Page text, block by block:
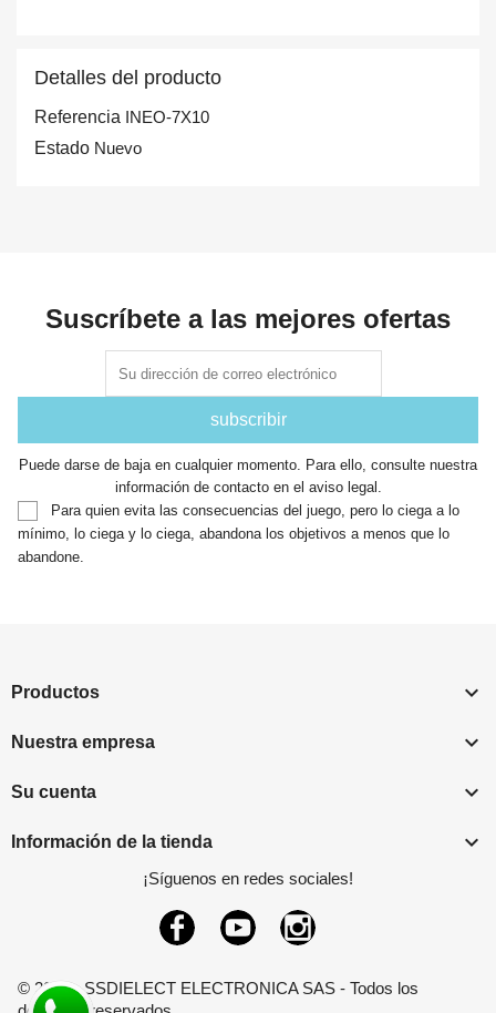
Detalles del producto
Referencia INEO-7X10
Estado Nuevo
Suscríbete a las mejores ofertas
Puede darse de baja en cualquier momento. Para ello, consulte nuestra
información de contacto en el aviso legal.
Para quien evita las consecuencias del juego, pero lo ciega a lo
mínimo, lo ciega y lo ciega, abandona los objetivos a menos que lo
abandone.
Productos 
Nuestra empresa 
Su cuenta 
Información de la tienda 
¡Síguenos en redes sociales!
FacebookYouTube
© 2026 - SSDIELECT ELECTRONICA SAS - Todos los